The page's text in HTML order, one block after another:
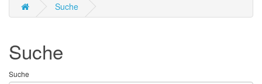
Suche
Suche
Suche